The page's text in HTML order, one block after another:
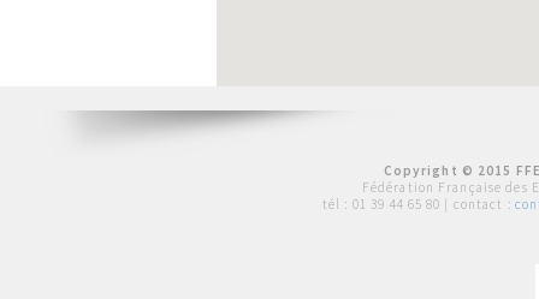
Copyright © 2015
Fédération Française des
tél : 01 39 44 65 80 | contact :